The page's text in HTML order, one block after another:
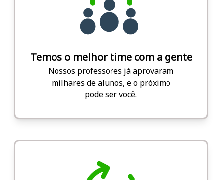
Temos o melhor time com a gente
Nossos professores já aprovaram
milhares de alunos, e o próximo
pode ser você.